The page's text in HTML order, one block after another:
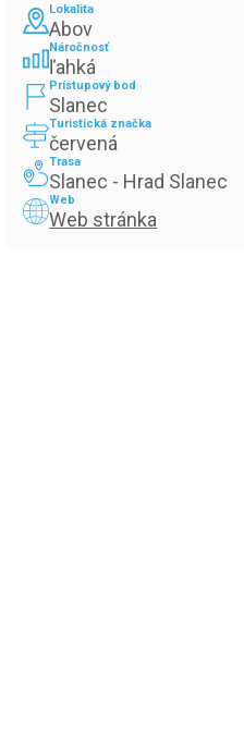
Lokalita
Abov
Náročnosť
ľahká
Prístupový bod
Slanec
Turistická značka
červená
Trasa
Slanec - Hrad Slanec
Web
Web stránka